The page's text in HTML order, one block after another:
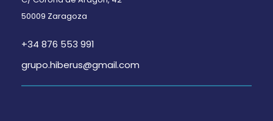
50009 Zaragoza
+34 876 553 991
grupo.hiberus@gmail.com